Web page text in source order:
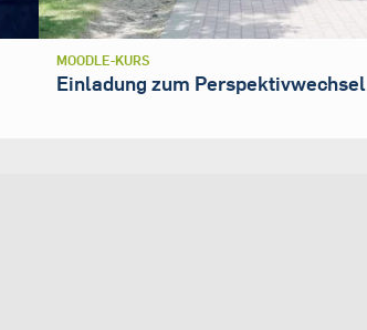
MOODLE-KURS
Einladung zum Perspektivwechsel